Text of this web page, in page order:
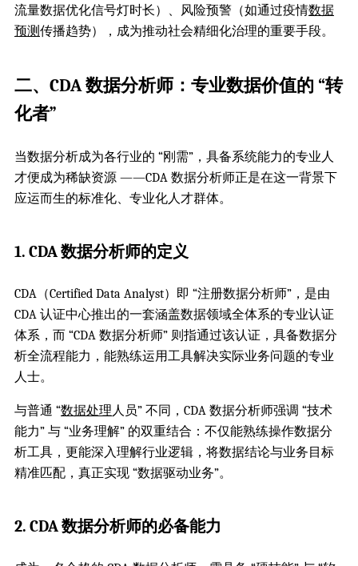
流量数据优化信号灯时长）、风险预警（如通过疫情数据
预测传播趋势），成为推动社会精细化治理的重要手段。
二、CDA 数据分析师：专业数据价值的 “转
化者”
当数据分析成为各行业的 “刚需”，具备系统能力的专业人
才便成为稀缺资源 ——CDA 数据分析师正是在这一背景下
应运而生的标准化、专业化人才群体。
1. CDA 数据分析师的定义
CDA（Certified Data Analyst）即 “注册数据分析师”，是由
CDA 认证中心推出的一套涵盖数据领域全体系的专业认证
体系，而 “CDA 数据分析师” 则指通过该认证，具备数据分
析全流程能力，能熟练运用工具解决实际业务问题的专业
人士。
与普通 “数据处理人员” 不同，CDA 数据分析师强调 “技术
能力” 与 “业务理解” 的双重结合：不仅能熟练操作数据分
析工具，更能深入理解行业逻辑，将数据结论与业务目标
精准匹配，真正实现 “数据驱动业务”。
2. CDA 数据分析师的必备能力